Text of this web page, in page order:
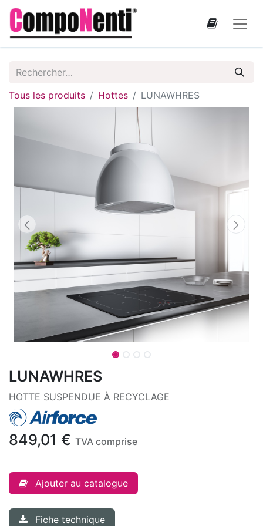
Tous les produits Hottes LUNAWHRES
LUNAWHRES
HOTTE SUSPENDUE À RECYCLAGE
849,01 € TVA comprise
Ajouter au catalogue
Fiche technique